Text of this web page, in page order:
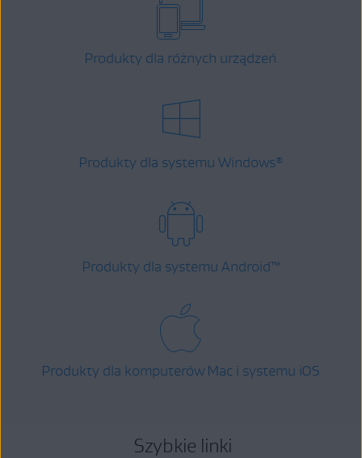
Produkty dla różnych urządzeń
Produkty dla systemu Windows®
Produkty dla systemu Android™
Produkty dla komputerów Mac i systemu iOS
Szybkie linki